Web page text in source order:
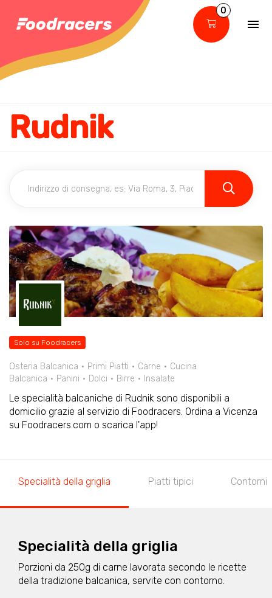
0
Rudnik
Solo su Foodracers
Osteria Balcanica Primi Piatti Carne
Cucina
Balcanica
Panini Dolci Birre Insalate
Le specialità balcaniche di Rudnik sono disponibili a
domicilio grazie al servizio di Foodracers. Ordina a Vicenza
su Foodracers.com o scarica l'app!
Specialità della griglia Piatti tipici Contorni
Specialità della griglia
Porzioni da 250g di carne lavorata secondo le ricette
della tradizione balcanica, servite con contorno.